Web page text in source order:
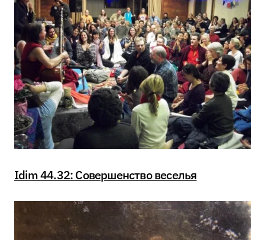
Idim 44.32: Совершенство веселья